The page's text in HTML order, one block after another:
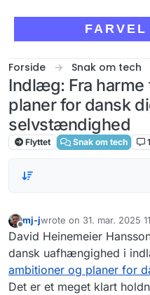
Forside Snak om tech
Indlæg: Fra
planer for dansk
selvstændighed
Flyttet Snak om tech 1
Offline
mj-jwrote on 31. mar. 2025
sidst redigeret af mj-j
David Heinemeier
dansk uafhængighed i
ambitioner og planer for
Det er et meget klart